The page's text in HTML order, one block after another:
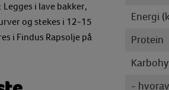
i lave bakker,
og stekes i 12-15
i Findus Rapsolje på
Energi
Protein
-